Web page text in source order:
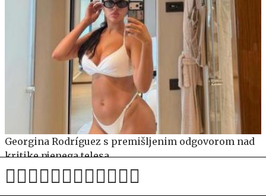
Georgina Rodríguez s premišljenim odgovorom nad
kritike njenega telesa